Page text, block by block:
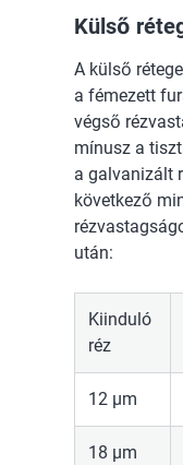
Külső
A külső
a fémezett
végső
mínusz a
a galvanizált
következő
után:
Kiinduló
réz
12 µm
18 µm